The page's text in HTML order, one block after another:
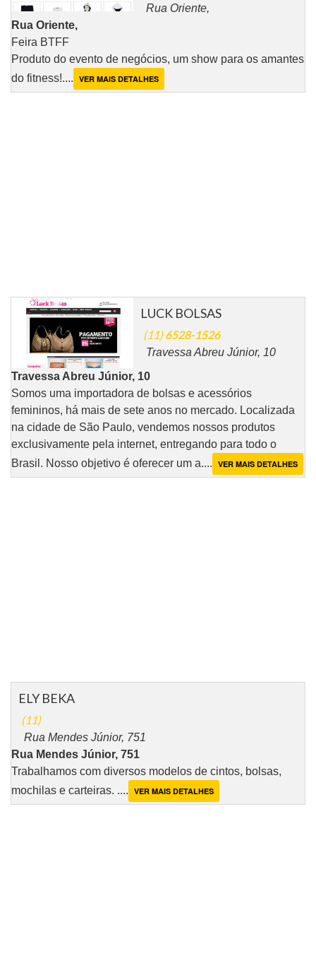
Rua Oriente,
Rua Oriente,
Feira BTFF
Produto do evento de negócios, um show para os amantes
do fitness!.... VER MAIS DETALHES
LUCK BOLSAS
(11)6528-1526
Travessa Abreu Júnior, 10
Travessa Abreu Júnior, 10
Somos uma importadora de bolsas e acessórios
femininos, há mais de sete anos no mercado. Localizada
na cidade de São Paulo, vendemos nossos produtos
exclusivamente pela internet, entregando para todo o
Brasil. Nosso objetivo é oferecer um a.... VER MAIS DETALHES
ELY BEKA
(11)
Rua Mendes Júnior, 751
Rua Mendes Júnior, 751
Trabalhamos com diversos modelos de cintos, bolsas,
mochilas e carteiras. .... VER MAIS DETALHES